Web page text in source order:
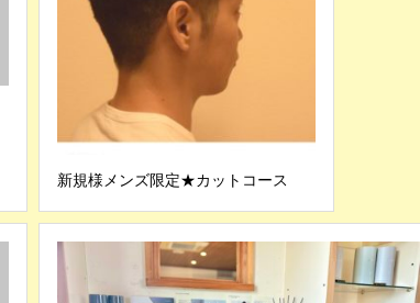
新規様メンズ限定★カットコース